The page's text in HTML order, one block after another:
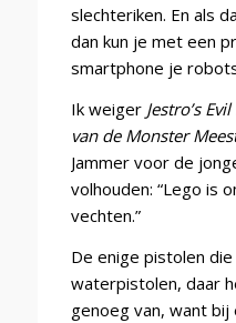
slechteriken. En als
dan kun je met een
smartphone je
Ik weiger Jestro’s
van de Monster
Jammer voor de
volhouden: “Lego is
vechten.”
De enige pistolen
waterpistolen, daar
genoeg van, want